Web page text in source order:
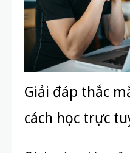
Giải đáp thắc
cách học trực